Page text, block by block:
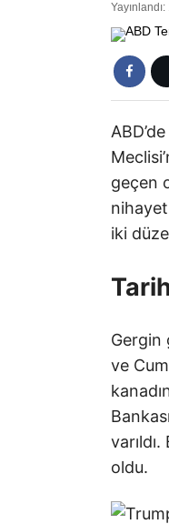
geçen
iki
Gergin
ve
oldu.